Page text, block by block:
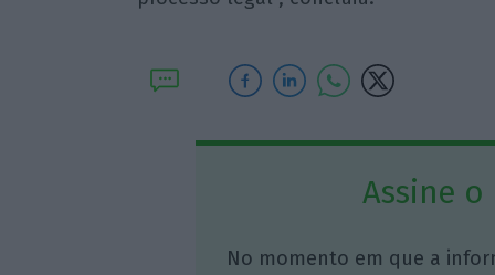
Assine o
No momento em que a